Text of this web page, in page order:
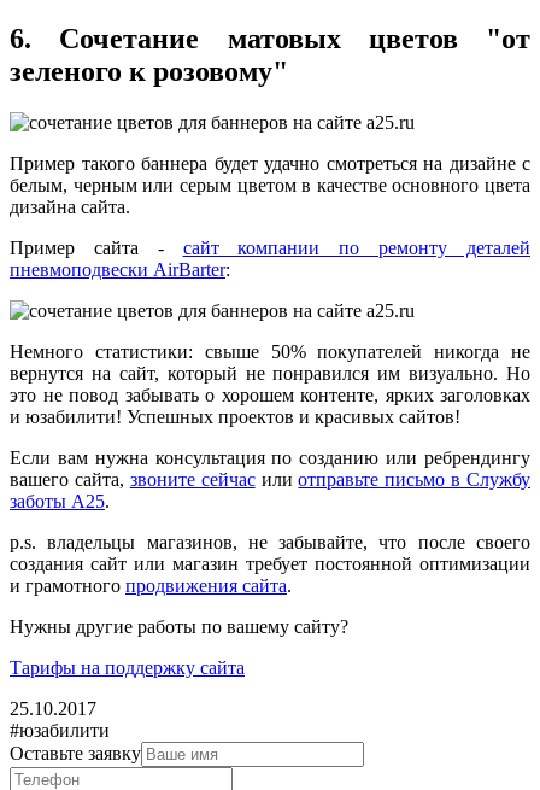
6. Сочетание матовых цветов "от
зеленого к розовому"
Пример такого баннера будет удачно смотреться на дизайне с
белым, черным или серым цветом в качестве основного цвета
дизайна сайта.
Пример сайта - сайт компании по ремонту деталей
пневмоподвески AirBarter:
Немного статистики: свыше 50% покупателей никогда не
вернутся на сайт, который не понравился им визуально. Но
это не повод забывать о хорошем контенте, ярких заголовках
и юзабилити! Успешных проектов и красивых сайтов!
Если вам нужна консультация по созданию или ребрендингу
вашего сайта, звоните сейчасилиотправьте письмо в Службу
заботы А25.
p.s. владельцы магазинов, не забывайте, что после своего
создания сайт или магазин требует постоянной оптимизации
и грамотного продвижения сайта.
Нужны другие работы по вашему сайту?
Тарифы на поддержку сайта
25.10.2017
#юзабилити
Оставьте заявку